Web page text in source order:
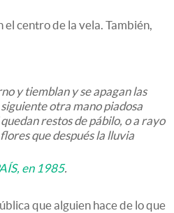
el centro de la vela. También,
y tiemblan y se apagan las
otra mano piadosa
restos de pábilo, o a rayo
que después la lluvia
en 1985.
que alguien hace de lo que